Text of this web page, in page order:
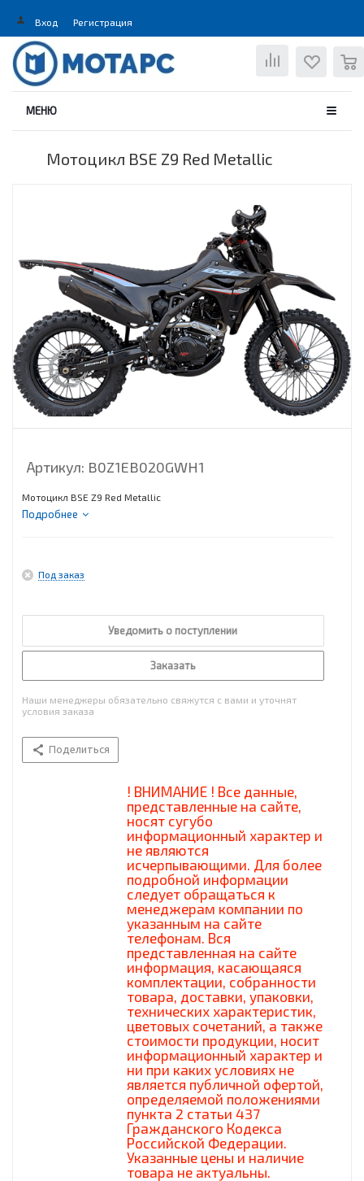
Вход Регистрация
МЕНЮ
Мотоцикл BSE Z9 Red Metallic
Артикул: B0Z1EB020GWH1
Мотоцикл BSE Z9 Red Metallic
Подробнее
Под заказ
Уведомить о поступлении
Заказать
Наши менеджеры обязательно свяжутся с вами и уточнят
условия заказа
Поделиться
! ВНИМАНИЕ ! Все данные,
представленные на сайте,
носят сугубо
информационный характер и
не являются
исчерпывающими. Для более
подробной информации
следует обращаться к
менеджерам компании по
указанным на сайте
телефонам. Вся
представленная на сайте
информация, касающаяся
комплектации, собранности
товара, доставки, упаковки,
технических характеристик,
цветовых сочетаний, а также
стоимости продукции, носит
информационный характер и
ни при каких условиях не
является публичной офертой,
определяемой положениями
пункта 2 статьи 437
Гражданского Кодекса
Российской Федерации.
Указанные цены и наличие
товара не актуальны.